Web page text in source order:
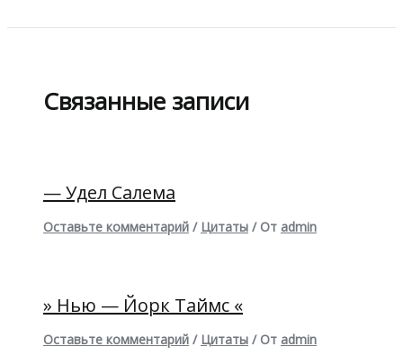
Связанные записи
— Удел Салема
Оставьте комментарий / Цитаты / От admin
» Нью — Йорк Таймс «
Оставьте комментарий / Цитаты / От admin